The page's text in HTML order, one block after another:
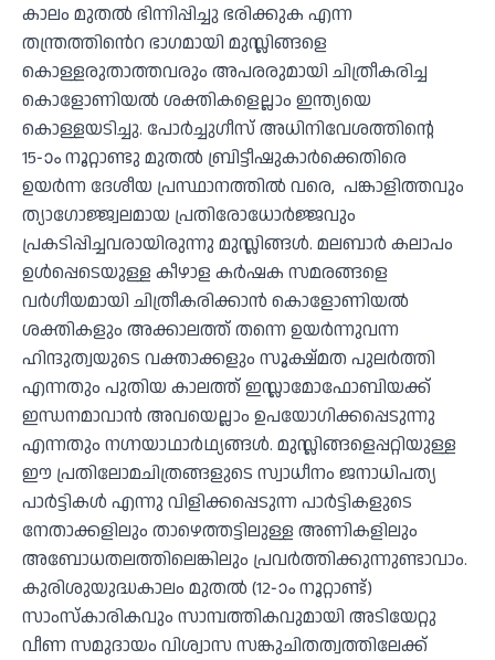
കാലം മുതൽ ഭിന്നിപ്പിച്ചു ഭരിക്കുക എന്ന
തന്ത്രത്തിൻെറ ഭാഗമായി മുസ്ലിങ്ങളെ
കൊള്ളരുതാത്തവരും അപരരുമായി ചിത്രീകരിച്ച
കൊളോണിയൽ ശക്തികളെല്ലാം ഇന്ത്യയെ
കൊള്ളയടിച്ചു. പോർച്ചുഗീസ് അധിനിവേശത്തിൻ്റെ
15-ാം നൂറ്റാണ്ടു മുതൽ ബ്രിട്ടീഷുകാർക്കെതിരെ
ഉയർന്ന ദേശീയ പ്രസ്ഥാനത്തിൽ വരെ, പങ്കാളിത്തവും
ത്യാഗോജ്ജ്വലമായ പ്രതിരോധോർജ്ജവും
പ്രകടിപ്പിച്ചവരായിരുന്നു മുസ്ലിങ്ങൾ. മലബാർ കലാപം
ഉൾപ്പെടെയുള്ള കീഴാള കർഷക സമരങ്ങളെ
വർഗീയമായി ചിത്രീകരിക്കാൻ കൊളോണിയൽ
ശക്തികളും അക്കാലത്ത് തന്നെ ഉയർന്നുവന്ന
ഹിന്ദുത്വയുടെ വക്താക്കളും സൂക്ഷ്മത പുലർത്തി
എന്നതും പുതിയ കാലത്ത് ഇസ്ലാമോഫോബിയക്ക്
ഇന്ധനമാവാൻ അവയെല്ലാം ഉപയോഗിക്കപ്പെടുന്നു
എന്നതും നഗ്നയാഥാർഥ്യങ്ങൾ. മുസ്ലിങ്ങളെപ്പറ്റിയുള്ള
ഈ പ്രതിലോമചിത്രങ്ങളുടെ സ്വാധീനം ജനാധിപത്യ
പാർട്ടികൾ എന്നു വിളിക്കപ്പെടുന്ന പാര്‍ട്ടികളുടെ
നേതാക്കളിലും താഴെത്തട്ടിലുള്ള അണികളിലും
അബോധതലത്തിലെങ്കിലും പ്രവർത്തിക്കുന്നുണ്ടാവാം.
കുരിശുയുദ്ധകാലം മുതൽ (12-ാം നൂറ്റാണ്ട്)
സാംസ്കാരികവും സാമ്പത്തികവുമായി അടിയേറ്റു
വീണ സമുദായം വിശ്വാസ സങ്കുചിതത്വത്തിലേക്ക്